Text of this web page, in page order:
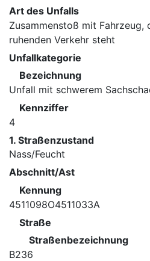
Art des Unfalls
Zusammenstoß mit Fahrzeug,
ruhenden Verkehr steht
Unfallkategorie
Bezeichnung
Unfall mit schwerem
Kennziffer
4
1. Straßenzustand
Nass/Feucht
Abschnitt/Ast
Kennung
4511098O4511033A
Straße
Straßenbezeichnung
B236